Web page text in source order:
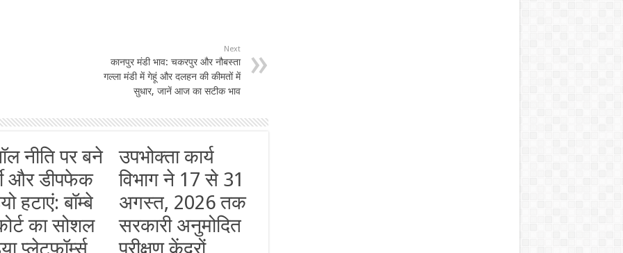
Next
कानपुर मंडी भाव: चकरपुर और नौबस्ता
गल्ला मंडी में गेहूं और दलहन की कीमतों में
सुधार, जानें आज का सटीक भाव
नीति पर बने
और डीपफेक
हटाएं: बॉम्बे
का सोशल
प्लेटफॉर्म्स
उपभोक्ता कार्य
विभाग ने 17 से 31
अगस्त, 2026 तक
सरकारी अनुमोदित
परीक्षण केंद्रों